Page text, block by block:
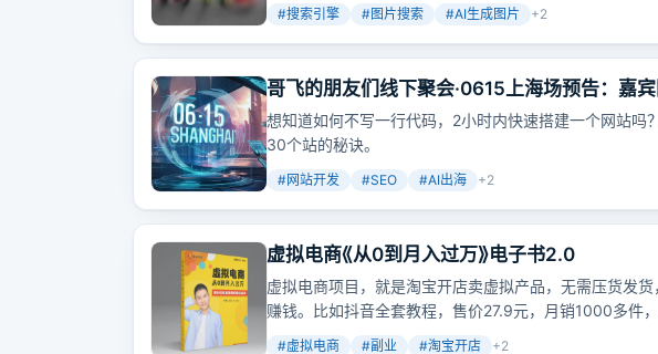
#搜索引擎 #图片搜索 #AI生成图片 +2
哥飞的朋友们线下聚会·0615上海场预告：嘉
想知道如何不写一行代码，2小时内快速搭建一个网站吗
30个站的秘诀。
#网站开发 #SEO #AI出海 +2
虚拟电商《从0到月入过万》电子书2.0
虚拟电商项目，就是淘宝开店卖虚拟产品，无需压货发
赚钱。比如抖音全套教程，售价27.9元，月销1000多件
给无数人，无需进货。
#虚拟电商 #副业 #淘宝开店 +2